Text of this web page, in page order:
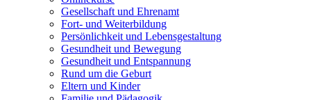
Gesellschaft und Ehrenamt
Fort- und Weiterbildung
Persönlichkeit und Lebensgestaltung
Gesundheit und Bewegung
Gesundheit und Entspannung
Rund um die Geburt
Eltern und Kinder